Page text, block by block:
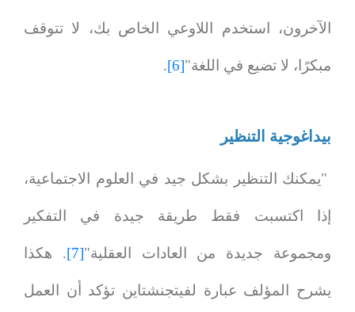
الآخرون، استخدم اللاوعي الخاص بك، لا تتوقف
مبكرًا، لا تضيع في اللغة"[6]
.
بيداغوجية التنظير
"يمكنك التنظير بشكل جيد في العلوم الاجتماعية،
إذا اكتسبت فقط طريقة جيدة في التفكير
ومجموعة جديدة من العادات العقلية"[7] . هكذا
يشرح المؤلف عبارة لفيتجنشتاين تؤكد أن العمل